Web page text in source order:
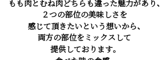
もも肉とむね肉どちらも違った魅力があり、
２つの部位の美味しさを
感じて頂きたいという想いから、
両方の部位をミックスして
提供しております。